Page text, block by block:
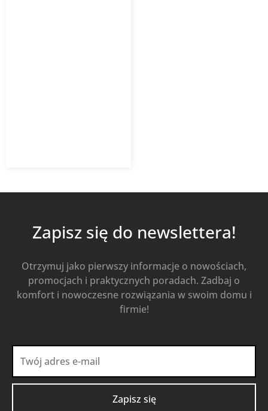
Zapisz się do newslettera!
Otrzymuj jako pierwszy informacje o nowościach,
promocjach i praktycznych poradach. Zadbaj o
komfort i nowoczesne rozwiązania w swoim domu i
firmie!